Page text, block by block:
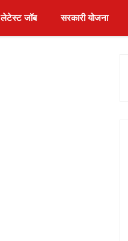
लेटेस्ट जॉब सरकारी योजना